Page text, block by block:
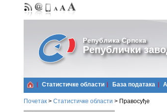
Република Српска
Републички
Статистичке области Базa података
Почетак > Статистичке области > Правосуђе